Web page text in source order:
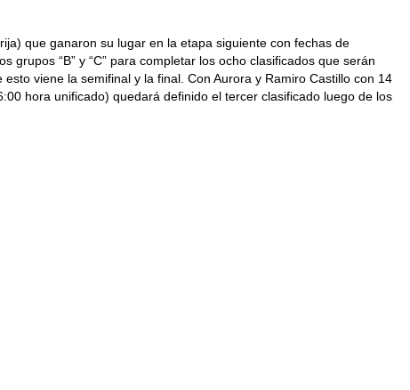
que ganaron su lugar en la etapa siguiente con fechas de
grupos “B” y “C” para completar los ocho clasificados que serán
viene la semifinal y la final. Con Aurora y Ramiro Castillo con 14
hora unificado) quedará definido el tercer clasificado luego de los